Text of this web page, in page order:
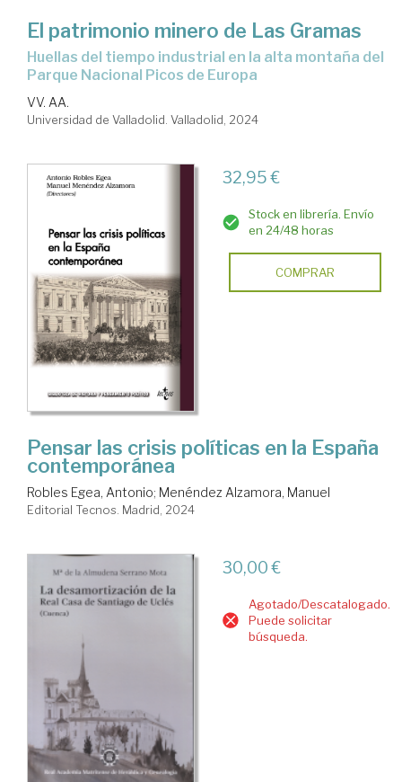
El patrimonio minero de Las Gramas
huellas del tiempo industrial en la alta montaña del
Parque Nacional Picos de Europa
VV. AA.
Universidad de Valladolid. Valladolid, 2024
32,95 €
Stock en librería. Envío
en 24/48 horas
COMPRAR
Pensar las crisis políticas en la España
contemporánea
Robles Egea, Antonio; Menéndez Alzamora, Manuel
Editorial Tecnos. Madrid, 2024
30,00 €
Agotado/Descatalogado.
Puede solicitar
búsqueda.